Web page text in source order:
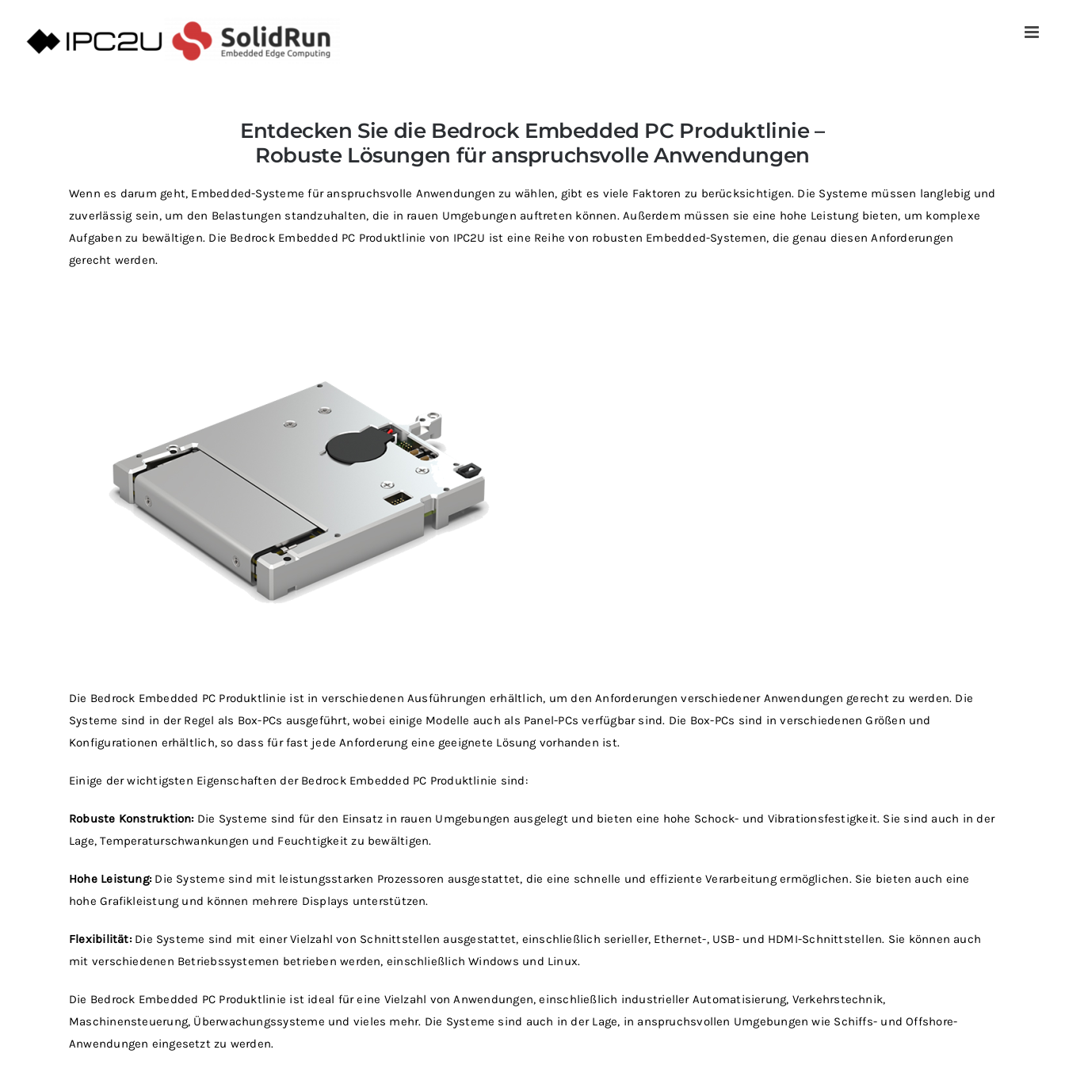
Inhalt
springen
Entdecken Sie die Bedrock Embedded PC Produktlinie –
Robuste Lösungen für anspruchsvolle Anwendungen
Wenn es darum geht, Embedded-Systeme für anspruchsvolle Anwendungen zu wählen, gibt es viele Faktoren zu berücksichtigen. Die Systeme müssen langlebig und
zuverlässig sein, um den Belastungen standzuhalten, die in rauen Umgebungen auftreten können. Außerdem müssen sie eine hohe Leistung bieten, um komplexe
Aufgaben zu bewältigen. Die Bedrock Embedded PC Produktlinie von IPC2U ist eine Reihe von robusten Embedded-Systemen, die genau diesen Anforderungen
gerecht werden.
Die Bedrock Embedded PC Produktlinie ist in verschiedenen Ausführungen erhältlich, um den Anforderungen verschiedener Anwendungen gerecht zu werden. Die
Systeme sind in der Regel als Box-PCs ausgeführt, wobei einige Modelle auch als Panel-PCs verfügbar sind. Die Box-PCs sind in verschiedenen Größen und
Konfigurationen erhältlich, so dass für fast jede Anforderung eine geeignete Lösung vorhanden ist.
Einige der wichtigsten Eigenschaften der Bedrock Embedded PC Produktlinie sind:
Robuste Konstruktion:Die Systeme sind für den Einsatz in rauen Umgebungen ausgelegt und bieten eine hohe Schock- und Vibrationsfestigkeit. Sie sind auch in der
Lage, Temperaturschwankungen und Feuchtigkeit zu bewältigen.
Hohe Leistung:Die Systeme sind mit leistungsstarken Prozessoren ausgestattet, die eine schnelle und effiziente Verarbeitung ermöglichen. Sie bieten auch eine
hohe Grafikleistung und können mehrere Displays unterstützen.
Flexibilität:Die Systeme sind mit einer Vielzahl von Schnittstellen ausgestattet, einschließlich serieller, Ethernet-, USB- und HDMI-Schnittstellen. Sie können auch
mit verschiedenen Betriebssystemen betrieben werden, einschließlich Windows und Linux.
Die Bedrock Embedded PC Produktlinie ist ideal für eine Vielzahl von Anwendungen, einschließlich industrieller Automatisierung, Verkehrstechnik,
Maschinensteuerung, Überwachungssysteme und vieles mehr. Die Systeme sind auch in der Lage, in anspruchsvollen Umgebungen wie Schiffs- und Offshore-
Anwendungen eingesetzt zu werden.